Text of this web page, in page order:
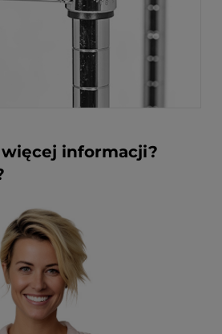
informacji?